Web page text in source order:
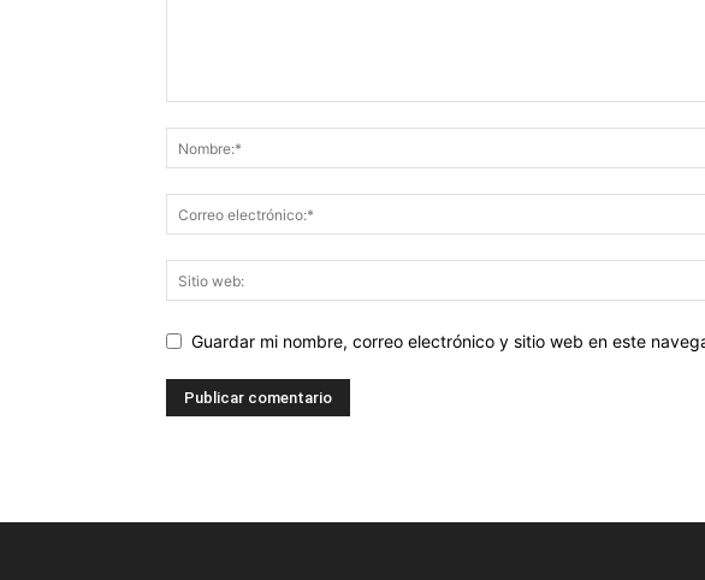
Guardar mi nombre, correo electrónico y sitio web en este